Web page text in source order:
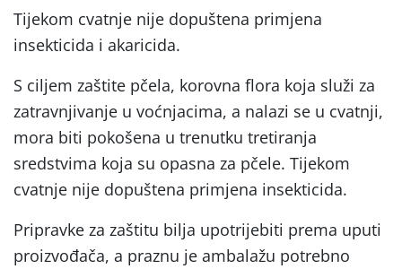
Tijekom cvatnje nije dopuštena primjena
insekticida i akaricida.
S ciljem zaštite pčela, korovna flora koja služi za
zatravnjivanje u voćnjacima, a nalazi se u cvatnji,
mora biti pokošena u trenutku tretiranja
sredstvima koja su opasna za pčele. Tijekom
cvatnje nije dopuštena primjena insekticida.
Pripravke za zaštitu bilja upotrijebiti prema uputi
proizvođača, a praznu je ambalažu potrebno